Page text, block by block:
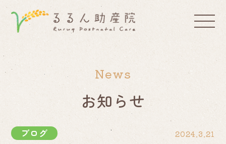
News
お知らせ
ブログ 2024.3.21